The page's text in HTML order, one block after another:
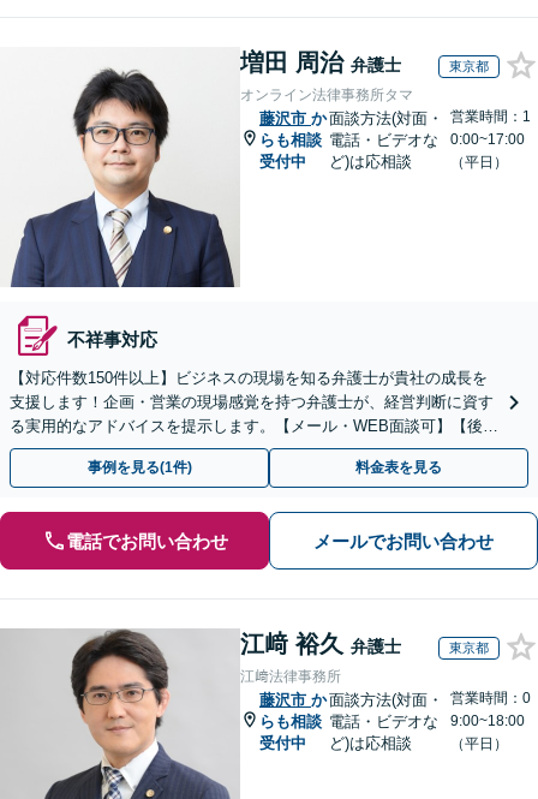
増田 周治 弁護士 東京都
オンライン法律事務所タマ
藤沢市 か
らも相談
受付中
面談方法(対面・
電話・ビデオな
ど)は応相談
営業時間：1
0:00~17:00
（平日）
不祥事対応
【対応件数150件以上】ビジネスの現場を知る弁護士が貴社の成長を
支援します！企画・営業の現場感覚を持つ弁護士が、経営判断に資す
る実用的なアドバイスを提示します。【メール・WEB面談可】【後払
い利用可】
事例を見る(1件) 料金表を見る
電話でお問い合わせ メールでお問い合わせ
江﨑 裕久 弁護士 東京都
江﨑法律事務所
藤沢市 か
らも相談
受付中
面談方法(対面・
電話・ビデオな
ど)は応相談
営業時間：0
9:00~18:00
（平日）